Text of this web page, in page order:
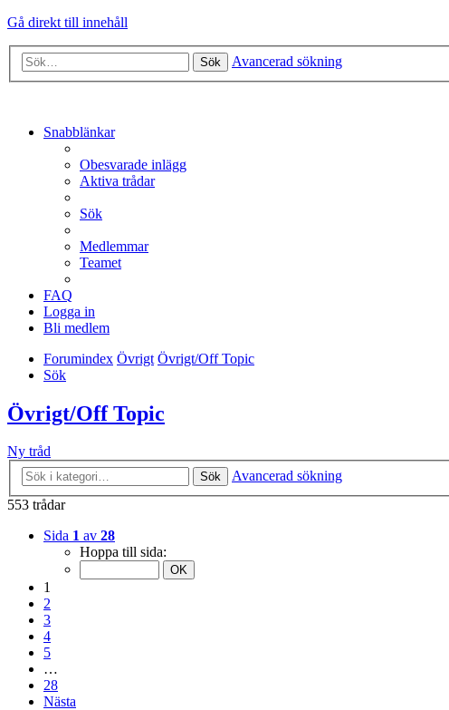
Gå direkt till innehåll
Sök Avancerad sökning
Snabblänkar
Obesvarade inlägg
Aktiva trådar
Sök
Medlemmar
Teamet
FAQ
Logga in
Bli medlem
Forumindex Övrigt Övrigt/Off Topic
Sök
Övrigt/Off Topic
Ny tråd
Sök
Avancerad sökning
553 trådar
Sida 1 av 28
Hoppa till sida:
1
2
3
4
5
…
28
Nästa